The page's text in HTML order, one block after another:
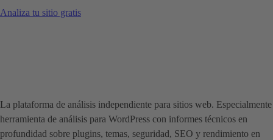
Analiza tu sitio gratis
La plataforma de análisis independiente para sitios web. Especialmente
herramienta de análisis para WordPress con informes técnicos en
profundidad sobre plugins, temas, seguridad, SEO y rendimiento en